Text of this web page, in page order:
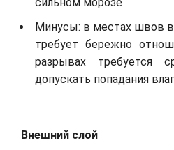
Минусы: в местах швов
требует бережно
разрывах требуется
допускать попадания
Внешний слой